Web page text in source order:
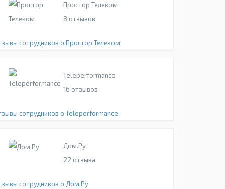
Простор Телеком
8 отзывов
сотрудников о Простор Телеком
Teleperformance
16 отзывов
сотрудников о Teleperformance
Дом.Ру
22 отзыва
сотрудников о Дом.Ру